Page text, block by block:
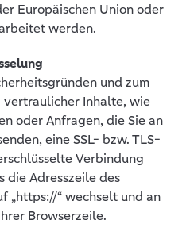
Europäischen Union oder
werden.
und zum
Inhalte, wie
oder Anfragen, die Sie an
eine SSL- bzw. TLS-
Verbindung
die Adresszeile des
„https://“ wechselt und an
Browserzeile.